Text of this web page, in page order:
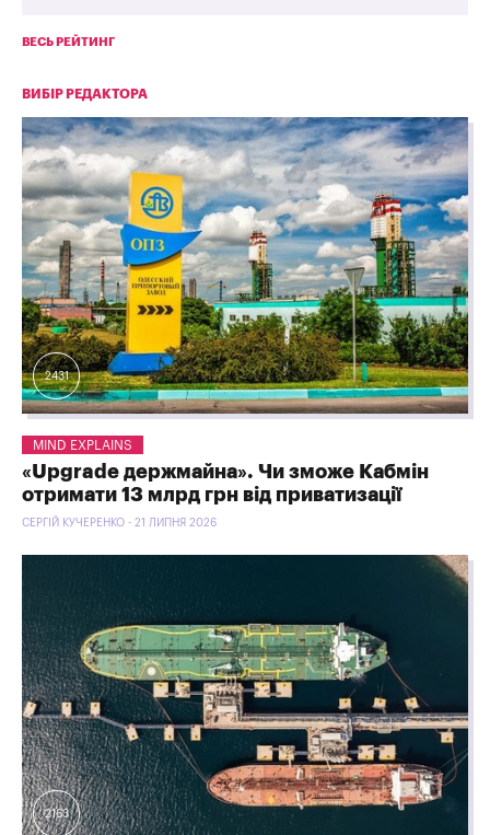
ВЕСЬ РЕЙТИНГ
ВИБІР РЕДАКТОРА
2431
MIND EXPLAINS
«Upgrade держмайна». Чи зможе Кабмін
отримати 13 млрд грн від приватизації
СЕРГІЙ КУЧЕРЕНКО - 21 ЛИПНЯ 2026
2163